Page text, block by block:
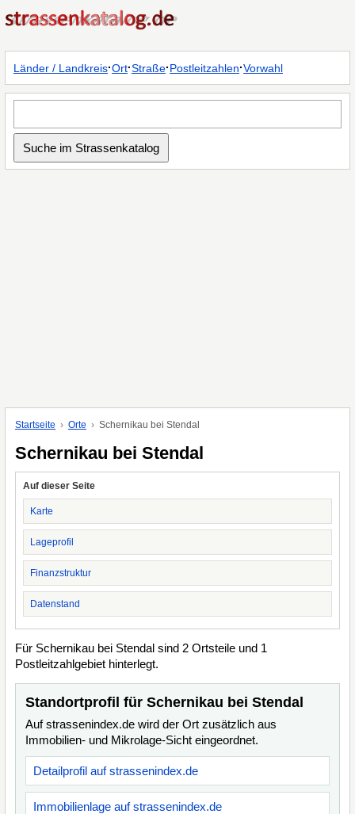
Länder / Landkreis·Ort·Straße·Postleitzahlen·Vorwahl
Startseite Orte Schernikau bei Stendal
Schernikau bei Stendal
Auf dieser Seite
Karte
Lageprofil
Finanzstruktur
Datenstand
Für Schernikau bei Stendal sind 2 Ortsteile und 1
Postleitzahlgebiet hinterlegt.
Standortprofil für Schernikau bei Stendal
Auf strassenindex.de wird der Ort zusätzlich aus
Immobilien- und Mikrolage-Sicht eingeordnet.
Detailprofil auf strassenindex.de
Immobilienlage auf strassenindex.de